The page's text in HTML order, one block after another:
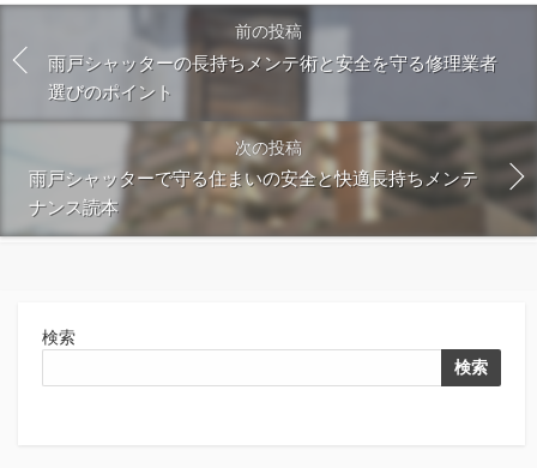
前の投稿
雨戸シャッターの長持ちメンテ術と安全を守る修理業者
選びのポイント
次の投稿
雨戸シャッターで守る住まいの安全と快適長持ちメンテ
ナンス読本
検索
検索